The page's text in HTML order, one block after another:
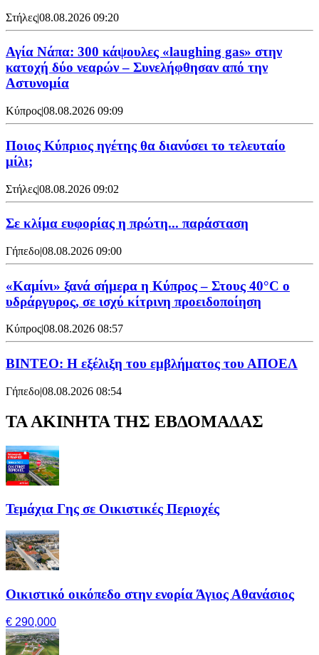
Στήλες|08.08.2026 09:20
Αγία Νάπα: 300 κάψουλες «laughing gas» στην
κατοχή δύο νεαρών – Συνελήφθησαν από την
Αστυνομία
Κύπρος|08.08.2026 09:09
Ποιος Κύπριος ηγέτης θα διανύσει το τελευταίο
μίλι;
Στήλες|08.08.2026 09:02
Σε κλίμα ευφορίας η πρώτη... παράσταση
Γήπεδο|08.08.2026 09:00
«Καμίνι» ξανά σήμερα η Κύπρος – Στους 40°C ο
υδράργυρος, σε ισχύ κίτρινη προειδοποίηση
Κύπρος|08.08.2026 08:57
ΒΙΝΤΕΟ: Η εξέλιξη του εμβλήματος του ΑΠΟΕΛ
Γήπεδο|08.08.2026 08:54
ΤΑ ΑΚΙΝΗΤΑ ΤΗΣ ΕΒΔΟΜΑΔΑΣ
Τεμάχια Γης σε Οικιστικές Περιοχές
Οικιστικό οικόπεδο στην ενορία Άγιος Αθανάσιος
€ 290,000